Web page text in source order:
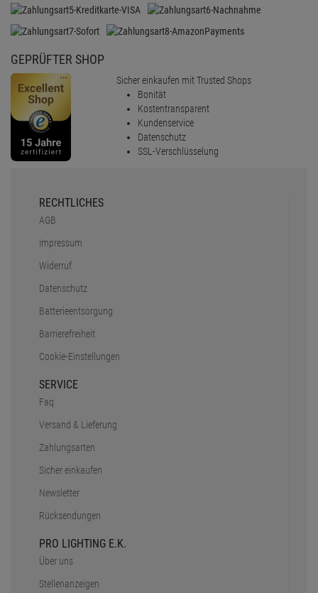
GEPRÜFTER SHOP
Sicher einkaufen mit Trusted Shops
Bonität
Kostentransparent
Kundenservice
Datenschutz
SSL-Verschlüsselung
RECHTLICHES
AGB
Impressum
Widerruf
Datenschutz
Batterieentsorgung
Barrierefreiheit
Cookie-Einstellungen
SERVICE
Faq
Versand & Lieferung
Zahlungsarten
Sicher einkaufen
Newsletter
Rücksendungen
PRO LIGHTING E.K.
Über uns
Stellenanzeigen